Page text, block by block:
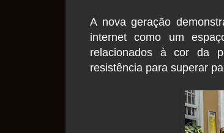
A nova geração
internet como um
relacionados à cor da
resistência para superar